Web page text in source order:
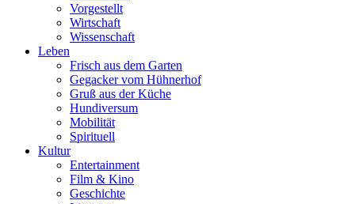
Vorgestellt
Wirtschaft
Wissenschaft
Leben
Frisch aus dem Garten
Gegacker vom Hühnerhof
Gruß aus der Küche
Hundiversum
Mobilität
Spirituell
Kultur
Entertainment
Film & Kino
Geschichte